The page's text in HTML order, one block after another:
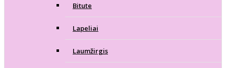
Bitute
Lapeliai
Laumžirgis